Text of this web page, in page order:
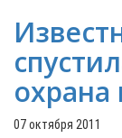
охрана
07 октября 2011